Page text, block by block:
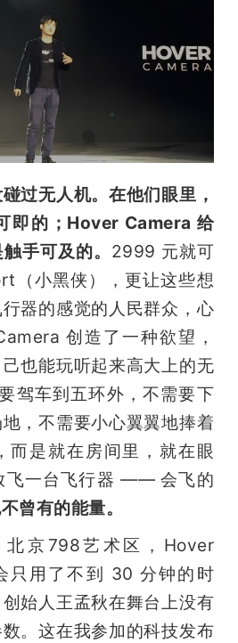
过无人机。在他们眼里，
即的；Hover Camera 给
手可及的。 2999 元就可
（小黑侠），更让这些想
器的感觉的人民群众，心
创造了一种欲望，
也能玩听起来高大上的无
驾车到五环外，不需要下
，不需要小心翼翼地捧着
而是就在房间里，就在眼
飞一台飞行器 —— 会飞的
曾有的能量。
北京798艺术区，Hover
只用了不到 30 分钟的时
始人王孟秋在舞台上没有
。这在我参加的科技发布